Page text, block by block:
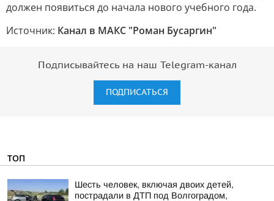
должен появиться до начала нового учебного года.
Источник: Канал в МАКС "Роман Бусаргин"
Подписывайтесь на наш Telegram-канал
ПОДПИСАТЬСЯ
ТОП
Шесть человек, включая двоих детей,
пострадали в ДТП под Волгоградом,